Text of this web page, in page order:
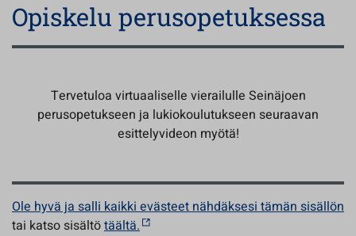
Opiskelu perusopetuksessa
Tervetuloa virtuaaliselle vierailulle Seinäjoen
perusopetukseen ja lukiokoulutukseen seuraavan
esittelyvideon myötä!
Ole hyvä ja salli kaikki evästeet nähdäksesi tämän sisällön
tai katso sisältötäältä.